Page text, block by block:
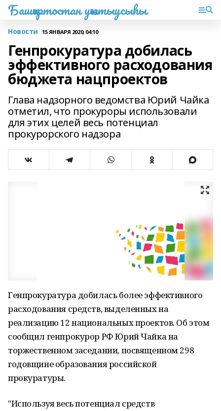
Башҡортостан уҡытыусыһы
Новости 15 ЯНВАРЯ 2020, 04:10
Генпрокуратура добилась
эффективного расходования
бюджета нацпроектов
Глава надзорного ведомства Юрий Чайка
отметил, что прокуроры использовали
для этих целей весь потенциал
прокурорского надзора
Генпрокуратура добилась более эффективного
расходования средств, выделенных на
реализацию 12 национальных проектов. Об этом
сообщил генпрокурор РФ Юрий Чайка на
торжественном заседании, посвященном 298
годовщине образования российской
прокуратуры.
"Используя весь потенциал средств